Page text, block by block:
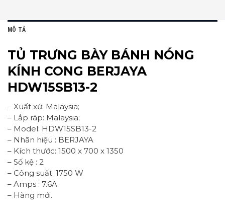
MÔ TẢ
TỦ TRƯNG BÀY BÁNH NÓNG
KÍNH CONG BERJAYA
HDW15SB13-2
– Xuất xứ: Malaysia;
– Lắp ráp: Malaysia;
– Model: HDW15SB13-2
– Nhãn hiệu : BERJAYA
– Kích thước: 1500 x 700 x 1350
– Số kệ : 2
– Công suất: 1750 W
– Amps : 7.6A
– Hàng mới.